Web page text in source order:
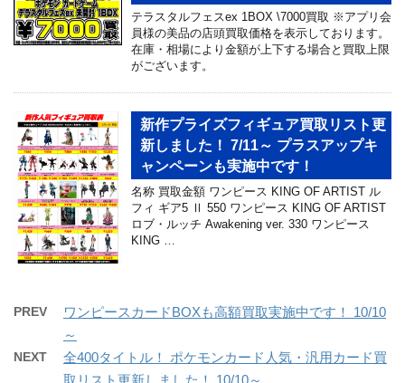
テラスタルフェスex 1BOX \7000買取 ※アプリ会
員様の美品の店頭買取価格を表示しております。
在庫・相場により金額が上下する場合と買取上限
がございます。
新作プライズフィギュア買取リスト更
新しました！ 7/11～ プラスアップキ
ャンペーンも実施中です！
名称 買取金額 ワンピース KING OF ARTIST ル
フィ ギア5 Ⅱ 550 ワンピース KING OF ARTIST
ロブ・ルッチ Awakening ver. 330 ワンピース
KING …
PREV
ワンピースカードBOXも高額買取実施中です！ 10/10
～
NEXT
全400タイトル！ ポケモンカード人気・汎用カード買